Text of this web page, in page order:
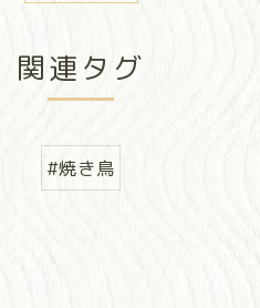
関連タグ
#焼き鳥